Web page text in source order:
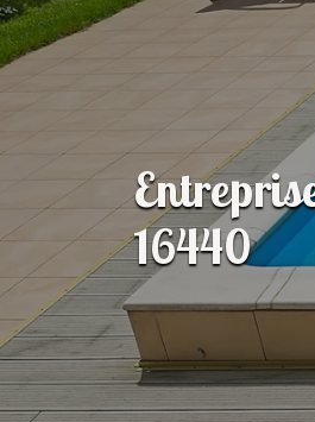
16440